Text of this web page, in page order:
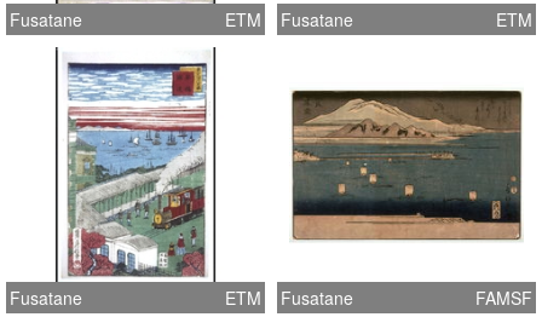
Fusatane ETM Fusatane ETM
Fusatane ETM Fusatane FAMSF